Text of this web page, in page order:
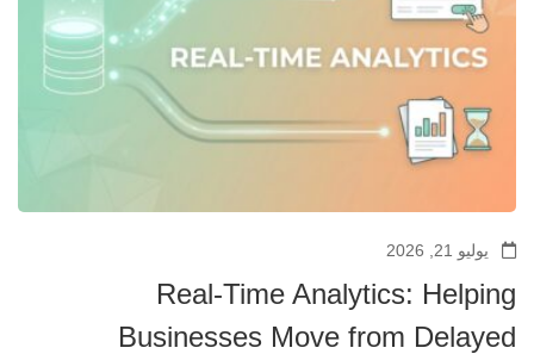
يوليو 21, 2026
Real-Time Analytics: Helping
Businesses Move from Delayed